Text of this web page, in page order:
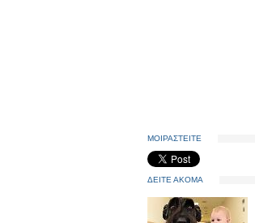
ΜΟΙΡΑΣΤΕΙΤΕ
ΔΕΙΤΕ ΑΚΟΜΑ